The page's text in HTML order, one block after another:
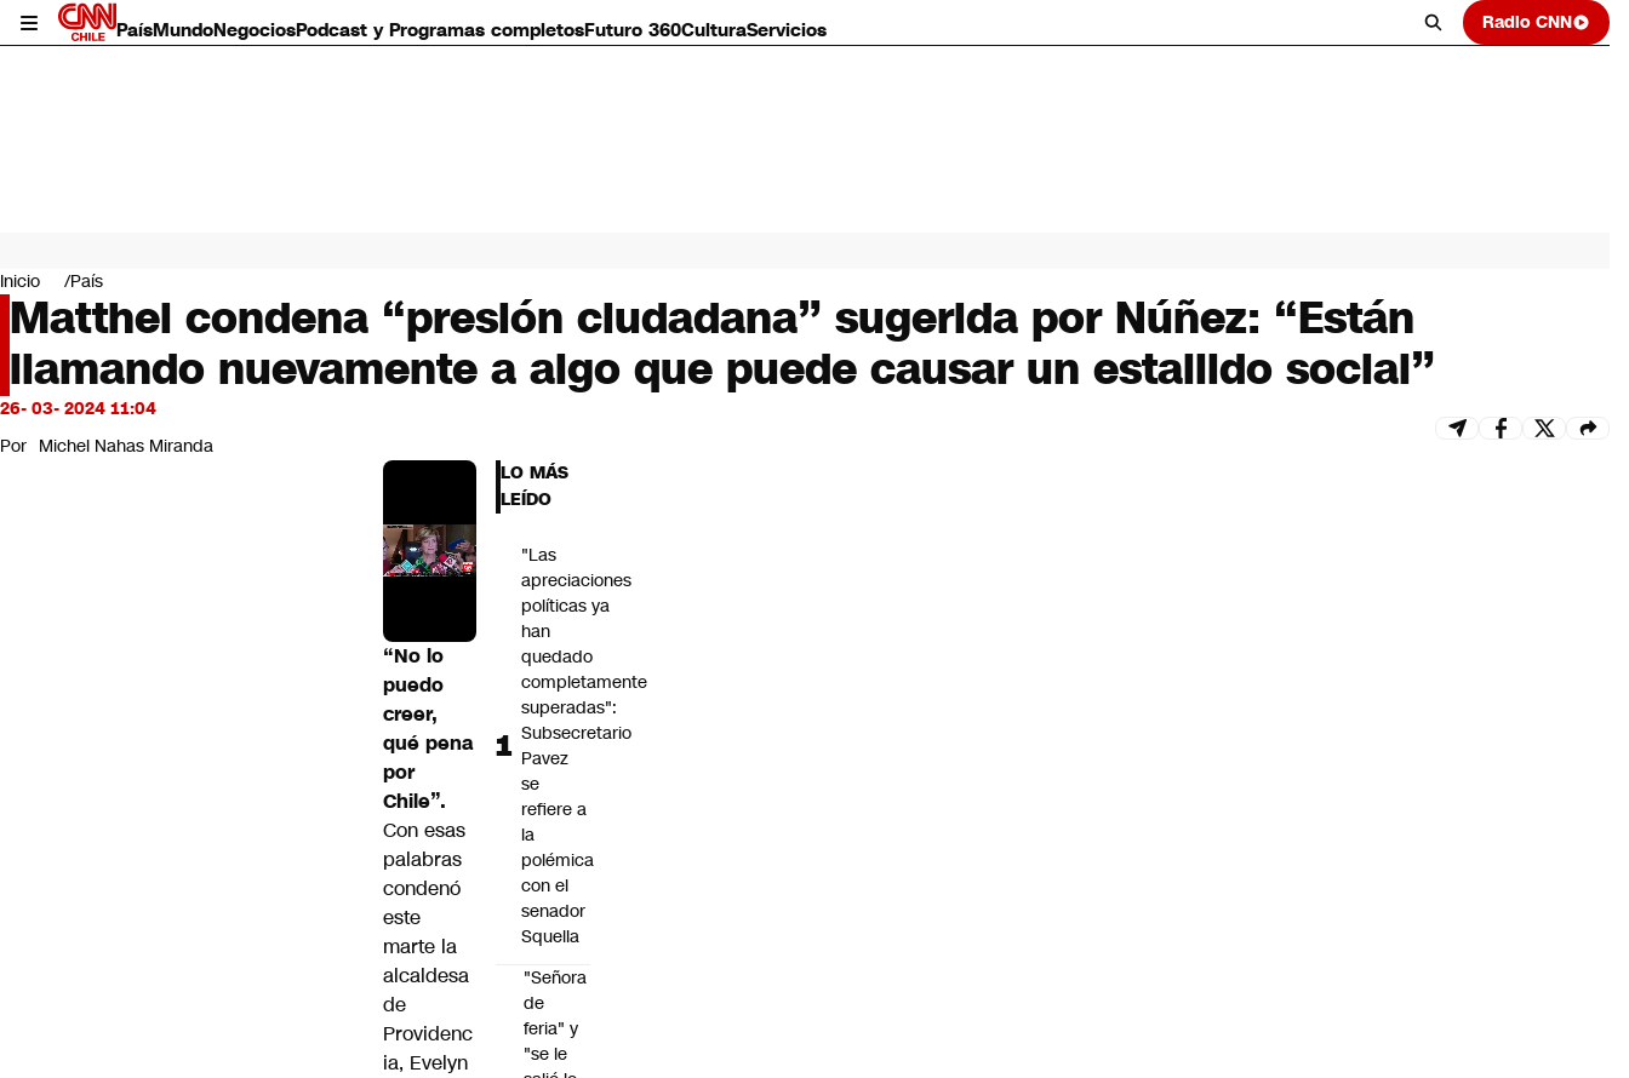
PaísMundoNegociosPodcast y Programas completosFuturo 360CulturaServicios Radio CNN
Mundo
Negocios
Deportes
Programas completos
Cultura
Servicios
Bits
CNN Data
Inicio País
Matthei condena “presión ciudadana” sugerida por Núñez: “Están
llamando nuevamente a algo que puede causar un estallido social”
26- 03- 2024 11:04
Por Michel Nahas Miranda
“No lo
puedo
creer,
qué pena
por
Chile”.
Con esas
palabras
condenó
este
marte la
alcaldesa
de
Providenc
ia, Evelyn
LO MÁS
LEÍDO
"Las
apreciaciones
políticas ya
han
quedado
completamente
superadas":
Subsecretario
Pavez
se
refiere a
la
polémica
con el
senador
Squella
"Señora
de
feria" y
"se le